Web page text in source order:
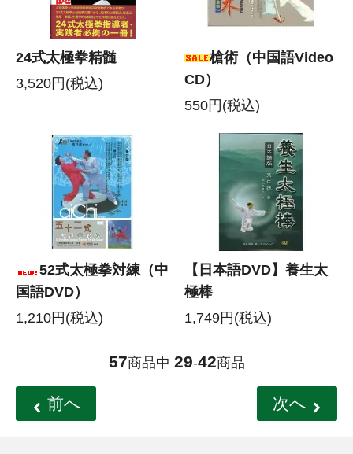
24式太極拳精髄
3,520円(税込)
槍術（中国語Video
CD）
550円(税込)
52式太極拳対練（中
国語DVD）
1,210円(税込)
【日本語DVD】養生太
極棒
1,749円(税込)
57商品中 29-42商品
前へ 次へ